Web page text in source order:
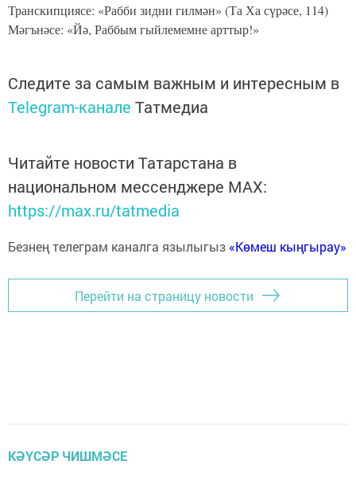
Транскипциясе: «Рабби зидни гилмән» (Та Ха сүрәсе, 114)
Мәгънәсе: «Йә, Раббым гыйлемемне арттыр!»
Следите за самым важным и интересным в
Telegram-канале Татмедиа
Читайте новости Татарстана в
национальном мессенджере MАХ:
https://max.ru/tatmedia
Безнең телеграм каналга язылыгыз «Көмеш кыңгырау»
Перейти на страницу новости
КӘҮСӘР ЧИШМӘСЕ